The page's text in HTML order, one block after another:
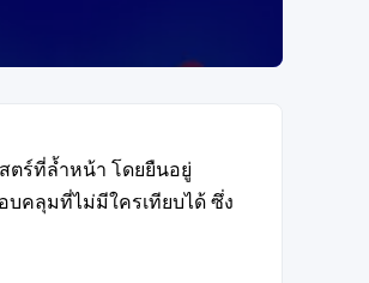
ตร์ที่ล้ำหน้า โดยยืนอยู่
คลุมที่ไม่มีใครเทียบได้ ซึ่ง